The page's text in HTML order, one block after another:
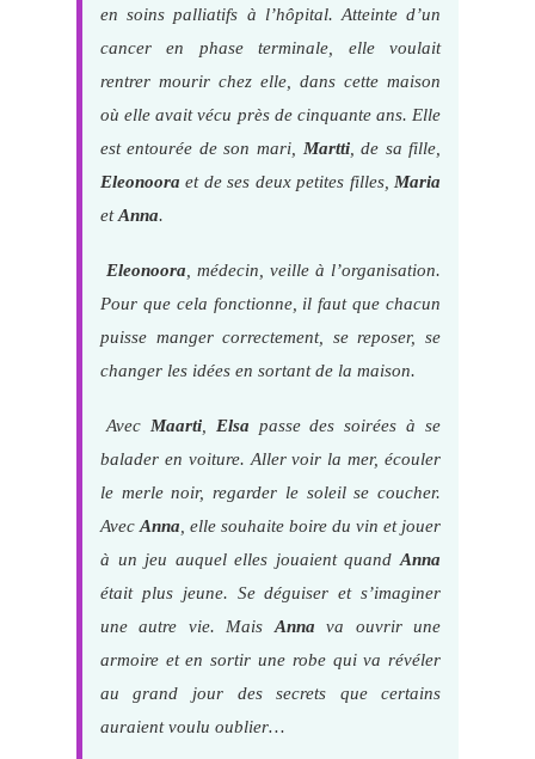
en soins palliatifs à l’hôpital. Atteinte d’un
cancer en phase terminale, elle voulait
rentrer mourir chez elle, dans cette maison
où elle avait vécu près de cinquante ans. Elle
est entourée de son mari, Martti, de sa fille,
Eleonoora et de ses deux petites filles, Maria
etAnna.
Eleonoora , médecin, veille à l’organisation.
Pour que cela fonctionne, il faut que chacun
puisse manger correctement, se reposer, se
changer les idées en sortant de la maison.
Avec Maarti, Elsa passe des soirées à se
balader en voiture. Aller voir la mer, écouler
le merle noir, regarder le soleil se coucher.
Avec Anna , elle souhaite boire du vin et jouer
à un jeu auquel elles jouaient quandAnna
était plus jeune. Se déguiser et s’imaginer
une autre vie. Mais Anna va ouvrir une
armoire et en sortir une robe qui va révéler
au grand jour des secrets que certains
auraient voulu oublier…